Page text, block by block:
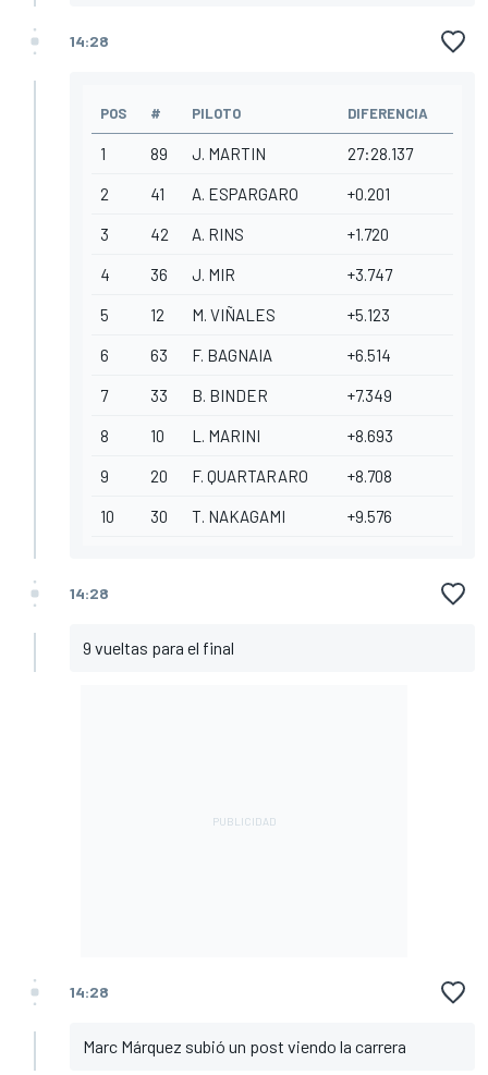
14:28
POS # PILOTO DIFERENCIA
1 89 J. MARTIN 27:28.137
2 41 A. ESPARGARO +0.201
3 42 A. RINS +1.720
4 36 J. MIR +3.747
5 12 M. VIÑALES +5.123
6 63 F. BAGNAIA +6.514
7 33 B. BINDER +7.349
8 10 L. MARINI +8.693
9 20 F. QUARTARARO +8.708
10 30 T. NAKAGAMI +9.576
14:28
9 vueltas para el final
14:28
Marc Márquez subió un post viendo la carrera